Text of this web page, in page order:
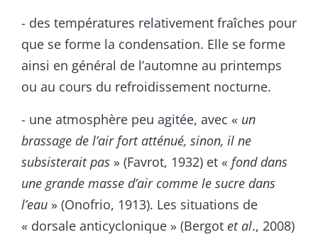
- des températures relativement fraîches pour
que se forme la condensation. Elle se forme
ainsi en général de l’automne au printemps
ou au cours du refroidissement nocturne.
- une atmosphère peu agitée, avec « un
brassage de l’air fort atténué, sinon, il ne
subsisterait pas » (Favrot, 1932) et « fond dans
une grande masse d’air comme le sucre dans
l’eau » (Onofrio, 1913). Les situations de
« dorsale anticyclonique » (Bergot et al., 2008)